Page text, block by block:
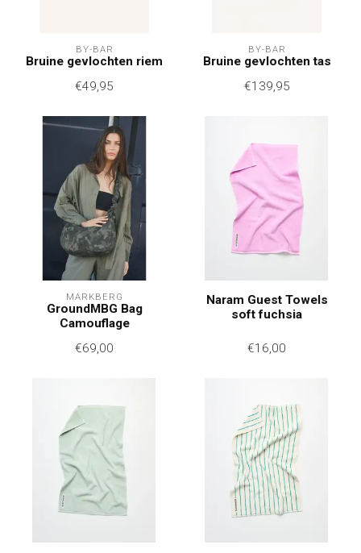
BY-BAR
Bruine gevlochten riem
€49,95
BY-BAR
Bruine gevlochten tas
€139,95
MARKBERG
GroundMBG Bag
Camouflage
€69,00
Naram Guest Towels
soft fuchsia
€16,00